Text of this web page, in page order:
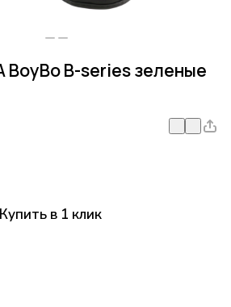
BoyBo B-series зеленые
Купить в 1 клик